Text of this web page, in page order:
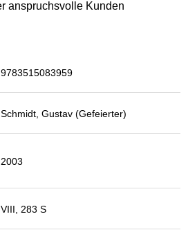
9783515083959
Schmidt, Gustav (Gefeierter)
2003
VIII, 283 S